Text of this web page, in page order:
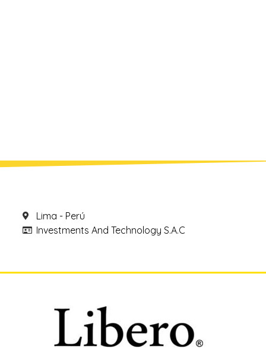
Lima - Perú
Investments And Technology S.A.C